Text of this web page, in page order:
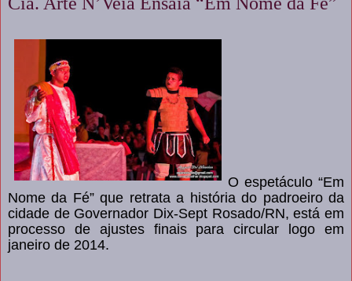
O espetáculo “Em
Nome da Fé” que retrata a história do padroeiro da
cidade de Governador Dix-Sept Rosado/RN, está em
processo de ajustes finais para circular logo em
janeiro de 2014.